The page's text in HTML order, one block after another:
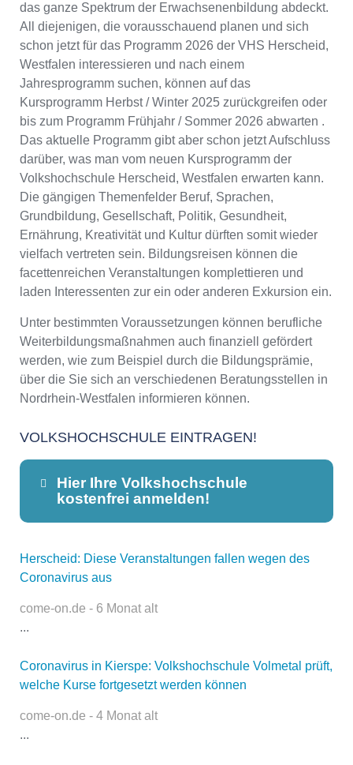
das ganze Spektrum der Erwachsenenbildung abdeckt.
All diejenigen, die vorausschauend planen und sich
schon jetzt für das Programm 2026 der VHS Herscheid,
Westfalen interessieren und nach einem
Jahresprogramm suchen, können auf das
Kursprogramm Herbst / Winter 2025 zurückgreifen oder
bis zum Programm Frühjahr / Sommer 2026 abwarten .
Das aktuelle Programm gibt aber schon jetzt Aufschluss
darüber, was man vom neuen Kursprogramm der
Volkshochschule Herscheid, Westfalen erwarten kann.
Die gängigen Themenfelder Beruf, Sprachen,
Grundbildung, Gesellschaft, Politik, Gesundheit,
Ernährung, Kreativität und Kultur dürften somit wieder
vielfach vertreten sein. Bildungsreisen können die
facettenreichen Veranstaltungen komplettieren und
laden Interessenten zur ein oder anderen Exkursion ein.
Unter bestimmten Voraussetzungen können berufliche
Weiterbildungsmaßnahmen auch finanziell gefördert
werden, wie zum Beispiel durch die Bildungsprämie,
über die Sie sich an verschiedenen Beratungsstellen in
Nordrhein-Westfalen informieren können.
VOLKSHOCHSCHULE EINTRAGEN!
Hier Ihre Volkshochschule
kostenfrei anmelden!
Dieser Teil dient lediglich zur
Kontaktaufnahme und ist nicht
Name*
Herscheid: Diese Veranstaltungen fallen wegen des
Coronavirus aus
come-on.de - 6 Monat alt
...
Coronavirus in Kierspe: Volkshochschule Volmetal prüft,
welche Kurse fortgesetzt werden können
come-on.de - 4 Monat alt
...